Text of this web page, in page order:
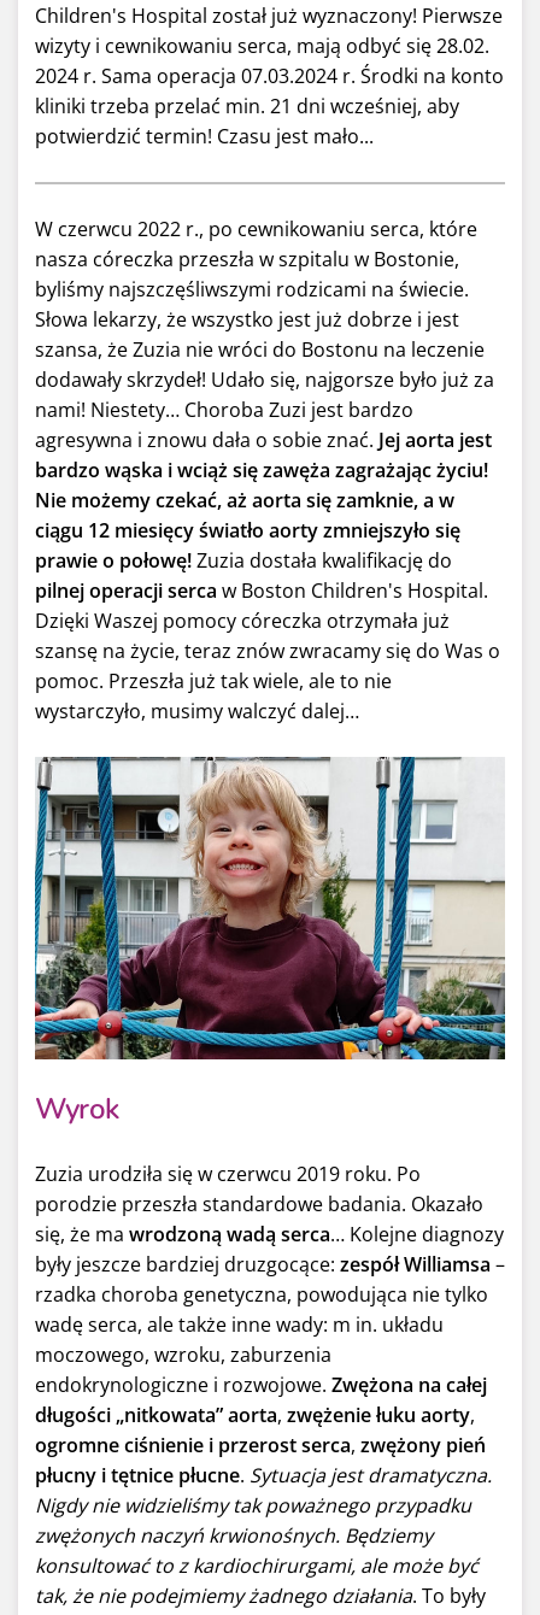
Children's Hospital został już wyznaczony! Pierwsze
wizyty i cewnikowaniu serca, mają odbyć się 28.02.
2024 r. Sama operacja 07.03.2024 r. Środki na konto
kliniki trzeba przelać min. 21 dni wcześniej, aby
potwierdzić termin! Czasu jest mało...
W czerwcu 2022 r., po cewnikowaniu serca, które
nasza córeczka przeszła w szpitalu w Bostonie,
byliśmy najszczęśliwszymi rodzicami na świecie.
Słowa lekarzy, że wszystko jest już dobrze i jest
szansa, że Zuzia nie wróci do Bostonu na leczenie
dodawały skrzydeł! Udało się, najgorsze było już za
nami! Niestety… Choroba Zuzi jest bardzo
agresywna i znowu dała o sobie znać. Jej aorta jest
bardzo wąska i wciąż się zawęża zagrażając życiu!
Nie możemy czekać, aż aorta się zamknie, a w
ciągu 12 miesięcy światło aorty zmniejszyło się
prawie o połowę!Zuzia dostała kwalifikację do
pilnej operacji serca w Boston Children's Hospital.
Dzięki Waszej pomocy córeczka otrzymała już
szansę na życie, teraz znów zwracamy się do Was o
pomoc. Przeszła już tak wiele, ale to nie
wystarczyło, musimy walczyć dalej…
Wyrok
Zuzia urodziła się w czerwcu 2019 roku. Po
porodzie przeszła standardowe badania. Okazało
się, że ma wrodzoną wadą serca… Kolejne diagnozy
były jeszcze bardziej druzgocące: zespół Williamsa –
rzadka choroba genetyczna, powodująca nie tylko
wadę serca, ale także inne wady: m in. układu
moczowego, wzroku, zaburzenia
endokrynologiczne i rozwojowe. Zwężona na całej
długości „nitkowata” aorta, zwężenie łuku aorty,
ogromne ciśnienie i przerost serca, zwężony pień
płucny i tętnice płucne. Sytuacja jest dramatyczna.
Nigdy nie widzieliśmy tak poważnego przypadku
zwężonych naczyń krwionośnych. Będziemy
konsultować to z kardiochirurgami, ale może być
tak, że nie podejmiemy żadnego działania. To były